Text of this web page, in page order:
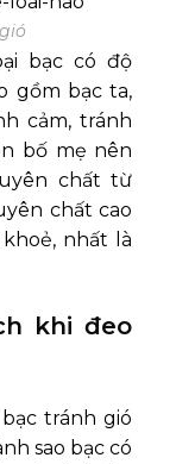
bạc có độ
gồm bạc ta,
cảm, tránh
bố mẹ nên
chất từ
chất cao
nhất là
khi đeo
tránh gió
sao bạc có